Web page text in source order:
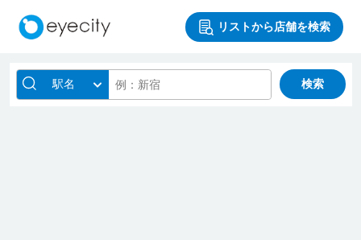
リストから店舗を検索
駅名 検索